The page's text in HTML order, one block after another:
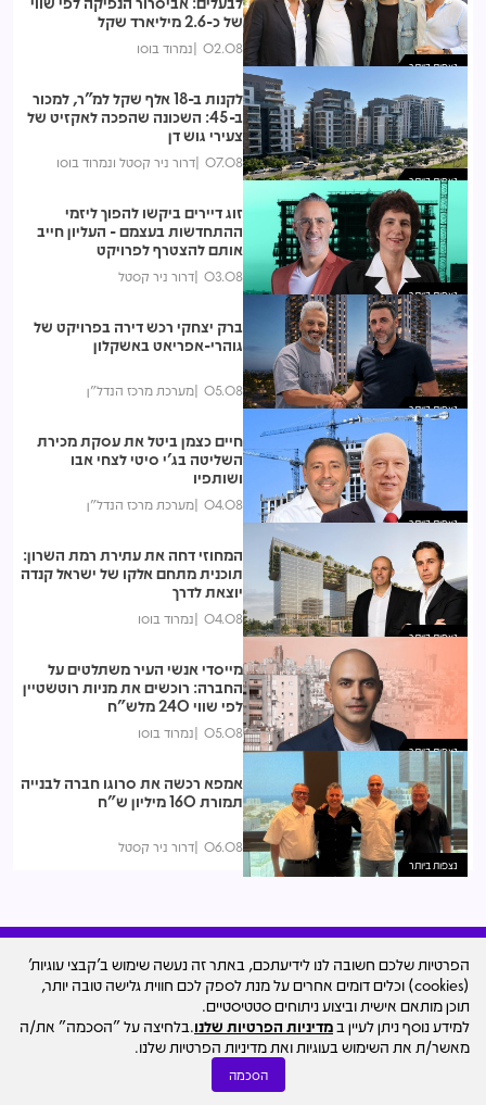
נצפות ביותר
של כ-2.6 מיליארד שקל
02.08 נמרוד בוסו
נצפות ביותר
לקנות ב-18 אלף שקל למ"ר, למכור
ב-45: השכונה שהפכה לאקזיט של
צעירי גוש דן
07.08 דרור ניר קסטל ונמרוד בוסו
נצפות ביותר
זוג דיירים ביקשו להפוך ליזמי
ההתחדשות בעצמם - העליון חייב
אותם להצטרף לפרויקט
03.08 דרור ניר קסטל
נצפות ביותר
ברק יצחקי רכש דירה בפרויקט של
גוהרי-אפריאט באשקלון
05.08 מערכת מרכז הנדל"ן
נצפות ביותר
חיים כצמן ביטל את עסקת מכירת
השליטה בג'י סיטי לצחי אבו
ושותפיו
04.08 מערכת מרכז הנדל"ן
נצפות ביותר
המחוזי דחה את עתירת רמת השרון:
תוכנית מתחם אלקו של ישראל קנדה
יוצאת לדרך
04.08 נמרוד בוסו
נצפות ביותר
מייסדי אנשי העיר משתלטים על
החברה: רוכשים את מניות רוטשטיין
לפי שווי 240 מלש"ח
05.08 נמרוד בוסו
נצפות ביותר
אמפא רכשה את סרוגו חברה לבנייה
תמורת 160 מיליון ש"ח
06.08 דרור ניר קסטל
עיצוב האתר
© כל הזכויות שמורות למרכז הנדל"ן ישראל - סקאלה
ד.מ בע"מ Scala Group D.M
הפרטיות שלכם חשובה לנו לידיעתכם, באתר זה נעשה שימוש ב'קבצי עוגיות'
(cookies) וכלים דומים אחרים על מנת לספק לכם חווית גלישה טובה יותר,
תוכן מותאם אישית וביצוע ניתוחים סטטיסטיים.
למידע נוסף ניתן לעיין במדיניות הפרטיות שלנו.בלחיצה על "הסכמה" את/ה
מאשר/ת את השימוש בעוגיות ואת מדיניות הפרטיות שלנו.
הסכמה